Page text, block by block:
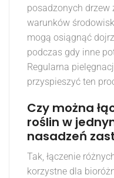
posadzonych drzew
warunków
mogą osiągnąć
podczas gdy inne
Regularna
przyspieszyć ten
Czy można
roślin w
nasadzeń
Tak, łączenie
korzystne dla